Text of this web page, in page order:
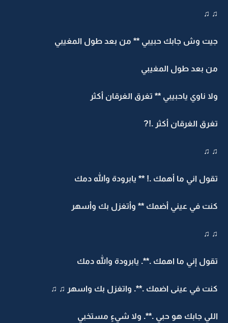
♫ ♫
جيت وش جابك حبيبي ** من بعد طول المغيبي
من بعد طول المغيبي
ولا ناوي ياحبيبي ** تغرق الغرقان أكثر
تغرق الغرقان أكثر .!?
♫ ♫
تقول اني ما أهمك .! ** يابرودة والله دمك
كنت في عيني أضمك ** وأتغزل بك وأسهر
♫ ♫
تقول إني ما اهمك .**. يابرودة والله دمك
كنت في عينى اضمك .**. واتغزل بك واسهر ♫ ♫
اللي جابك هو حبي .**. ولا شيءٍ مستخبي